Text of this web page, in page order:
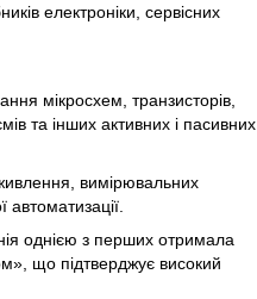
електроніки, сервісних
мікросхем, транзисторів,
та інших активних і пасивних
вимірювальних
однією з перших отримала
що підтверджує високий